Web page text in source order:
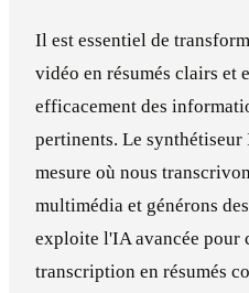
Il est essentiel de
vidéo en résumés clairs et
efficacement des
pertinents. Le synthétiseur
mesure où nous
multimédia et générons
exploite l'IA avancée pour
transcription en résumés